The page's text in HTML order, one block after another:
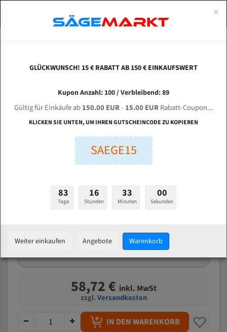
TRENNJAEGER TEBA 502 A / HA / CNC / DGHA für
5370 mm Bi-Metall Bandsägeblätter
Bandsägeblätter für Trennjäger
Länge (mm):
Welche Zahn soll ich wählen?
58,72 € inkl. MwSt
zzgl.Versandkosten
IN DEN WARENKORB
ABOUTS
ENGLISH
Bi-Metall Meterware
Fleischerei Bandsägeblätter
Bandmesser Glatt Meterware
Konvex Meterware
×
GLÜCKWUNSCH! 15 € RABATT AB 150 € EINKAUFSWERT
Kupon Anzahl: 100 / Verbleibend: 89
Gültig für Einkäufe ab150.00 EUR- 15.00 EURRabatt-Coupon...
KLICKEN SIE UNTEN, UM IHREN GUTSCHEINCODE ZU KOPIEREN
SAEGE15
83
Tage
16
Stunden
32
Minuten
59
Sekunden
Weiter einkaufen Angebote Warenkorb